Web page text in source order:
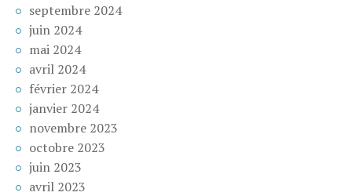
septembre 2024
juin 2024
mai 2024
avril 2024
février 2024
janvier 2024
novembre 2023
octobre 2023
juin 2023
avril 2023